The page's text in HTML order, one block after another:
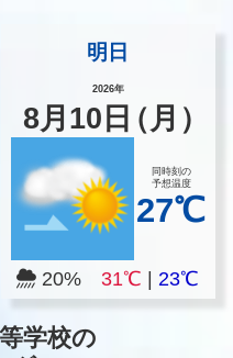
明日
2026年
8月 10 日（月）
同時刻の
予想温度
27℃
20% 31℃ |23℃
学校の